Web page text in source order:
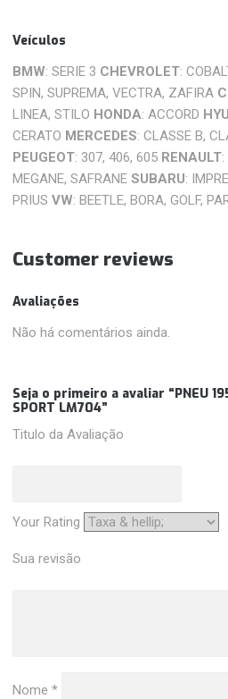
Veículos
BMW: SERIE 3 CHEVROLET:
SPIN, SUPREMA, VECTRA, ZAFIRA
LINEA, STILO HONDA: ACCORD
CERATO MERCEDES: CLASSE B,
PEUGEOT: 307, 406, 605 RENAULT
MEGANE, SAFRANESUBARU:
PRIUSVW: BEETLE, BORA, GOLF,
Customer reviews
Avaliações
Não há comentários ainda.
Seja o primeiro a avaliar “PNEU
SPORT LM704”
Titulo da Avaliação
Your Rating
Sua revisão
Nome*